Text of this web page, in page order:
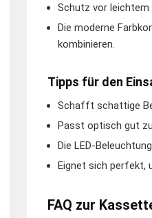
Schutz vor leichtem
Die moderne
kombinieren.
Tipps für den
Schafft schattige
Passt optisch gut
Die LED-
Eignet sich perfekt,
FAQ zur